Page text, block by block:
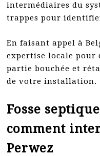
intermédiaires du
trappes pour
En faisant appel à
expertise locale
partie bouchée et
de votre installation.
Fosse
comment
Perwez